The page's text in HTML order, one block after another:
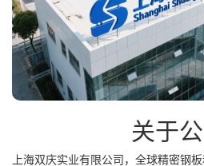
关于
上海双庆实业有限公司，全球精密钢